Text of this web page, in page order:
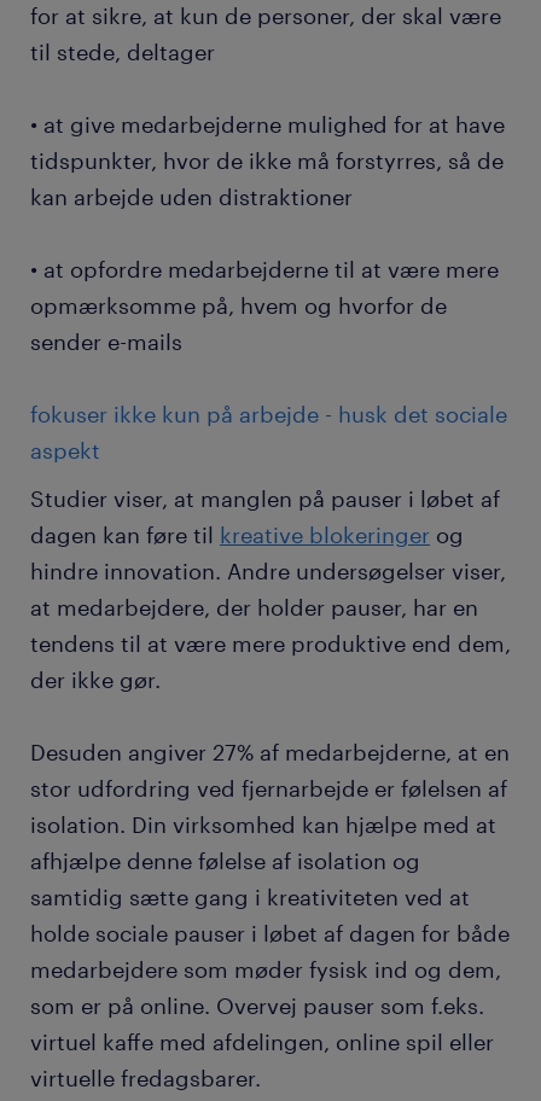
for at sikre, at kun de personer, der skal være
til stede, deltager
• at give medarbejderne mulighed for at have
tidspunkter, hvor de ikke må forstyrres, så de
kan arbejde uden distraktioner
• at opfordre medarbejderne til at være mere
opmærksomme på, hvem og hvorfor de
sender e-mails
fokuser ikke kun på arbejde - husk det sociale
aspekt
Studier viser, at manglen på pauser i løbet af
dagen kan føre til kreative blokeringer og
hindre innovation. Andre undersøgelser viser,
at medarbejdere, der holder pauser, har en
tendens til at være mere produktive end dem,
der ikke gør.
Desuden angiver 27% af medarbejderne, at en
stor udfordring ved fjernarbejde er følelsen af
isolation. Din virksomhed kan hjælpe med at
afhjælpe denne følelse af isolation og
samtidig sætte gang i kreativiteten ved at
holde sociale pauser i løbet af dagen for både
medarbejdere som møder fysisk ind og dem,
som er på online. Overvej pauser som f.eks.
virtuel kaffe med afdelingen, online spil eller
virtuelle fredagsbarer.